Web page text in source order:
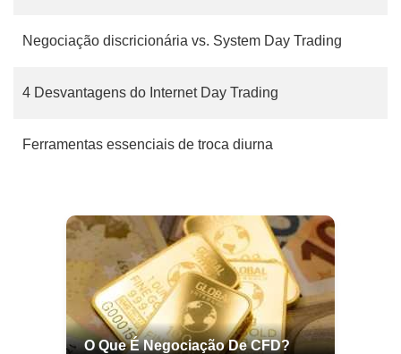
Negociação discricionária vs. System Day Trading
4 Desvantagens do Internet Day Trading
Ferramentas essenciais de troca diurna
O Que É Negociação De CFD?